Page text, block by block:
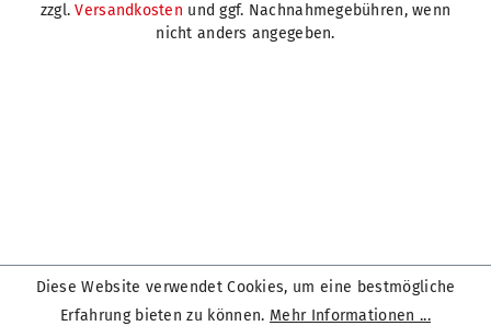
zzgl.Versandkosten und ggf. Nachnahmegebühren, wenn
nicht anders angegeben.
Diese Website verwendet Cookies, um eine bestmögliche
Erfahrung bieten zu können. Mehr Informationen ...